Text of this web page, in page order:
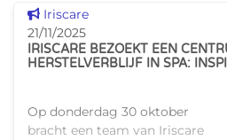
uit voor een
uitwisselingsmoment over de
implementatie van he
Dit nieuws tonen
Iriscare
21/11/2025
IRISCARE BEZOEKT EEN
HERSTELVERBLIJF IN SPA:
Op donderdag 30 oktober
bracht een team van Iriscare